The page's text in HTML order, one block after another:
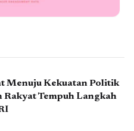
Menuju Kekuatan Politik
Tempuh Langkah